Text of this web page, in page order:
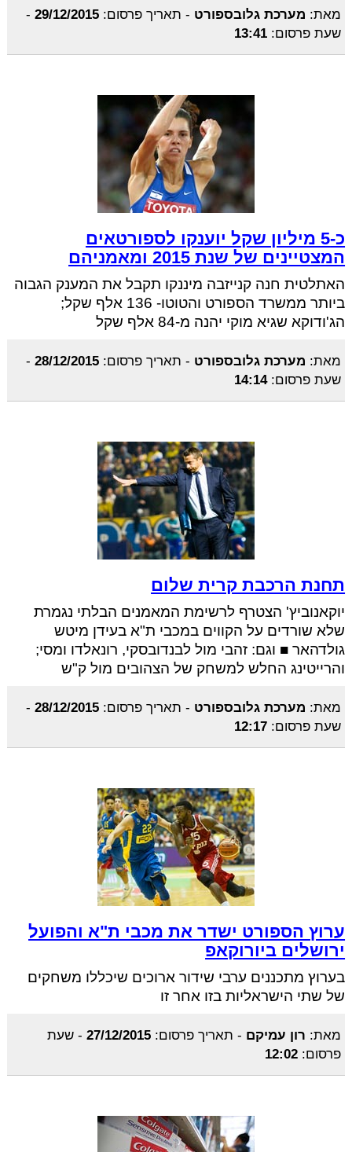
מאת: מערכת גלובספורט - תאריך פרסום: 29/12/2015
-
שעת פרסום: 13:41
כ-5 מיליון שקל יוענקו לספורטאים
המצטיינים של שנת 2015 ומאמניהם
האתלטית חנה קנייזבה מיננקו תקבל את המענק הגבוה
ביותר ממשרד הספורט והטוטו- 136 אלף שקל;
הג'ודוקא שגיא מוקי יהנה מ-84 אלף שקל
מאת: מערכת גלובספורט - תאריך פרסום: 28/12/2015
-
שעת פרסום:14:14
תחנת הרכבת קרית שלום
יוקאנוביץ' הצטרף לרשימת המאמנים הבלתי נגמרת
שלא שורדים על הקווים במכבי ת"א בעידן מיטש
גולדהאר ■ וגם: זהבי מול לבנדובסקי, רונאלדו ומסי;
והרייטינג החלש למשחק של הצהובים מול ק"ש
מאת: מערכת גלובספורט - תאריך פרסום: 28/12/2015
-
שעת פרסום: 12:17
ערוץ הספורט ישדר את מכבי ת"א והפועל
ירושלים ביורוקאפ
בערוץ מתכננים ערבי שידור ארוכים שיכללו משחקים
של שתי הישראליות בזו אחר זו
מאת: רון עמיקם - תאריך פרסום: 27/12/2015
- שעת
פרסום: 12:02